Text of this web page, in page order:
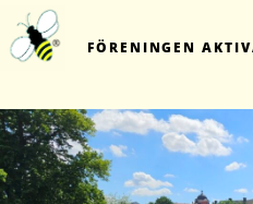
Hoppa
till
innehåll
FÖRENINGEN